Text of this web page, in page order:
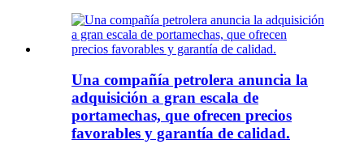
Una compañía petrolera anuncia la
adquisición a gran escala de
portamechas, que ofrecen precios
favorables y garantía de calidad.